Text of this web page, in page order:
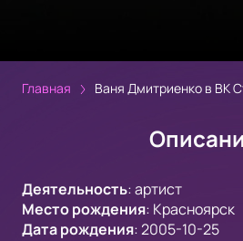
Главная Ваня Дмитриенко в ВК
Деятельность:артист
Место рождения: Красноярск
Дата рождения:2005-10-25